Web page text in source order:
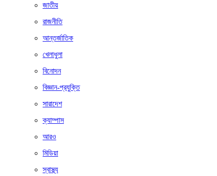
জাতীয়
রাজনীতি
আন্তর্জাতিক
খেলাধুলা
বিনোদন
বিজ্ঞান-প্রযুক্তি
সারাদেশ
ক্যাম্পাস
আরও
মিডিয়া
স্বাস্থ্য